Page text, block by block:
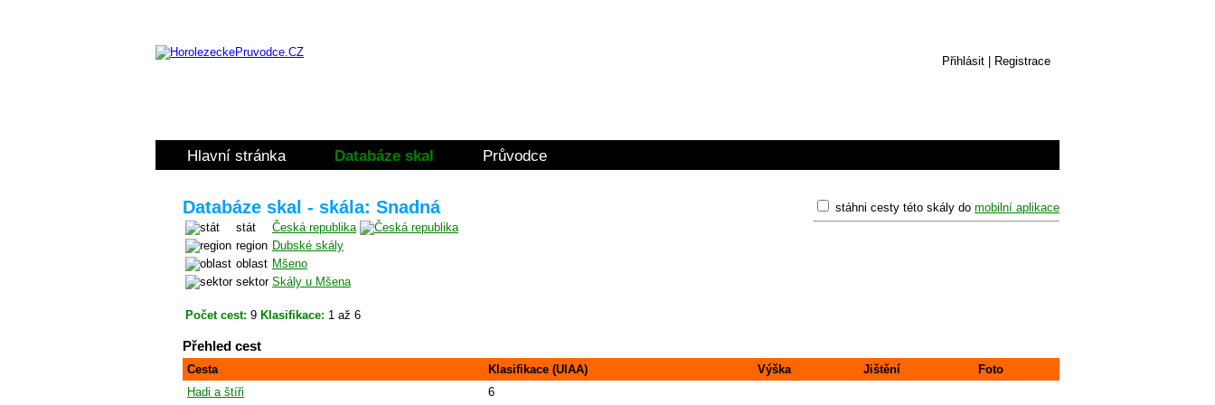
Přihlásit Registrace
Hlavní stránka Databáze skal Průvodce
stáhni cesty této skály do mobilní aplikace
Databáze skal - skála: Snadná
stát
Česká republika
region Dubské skály
oblast Mšeno
sektor Skály u Mšena
Počet cest: 9 Klasifikace: 1 až 6
Přehled cest
Cesta Klasifikace (UIAA) Výška Jištění
Foto
Hadi a štíři
6